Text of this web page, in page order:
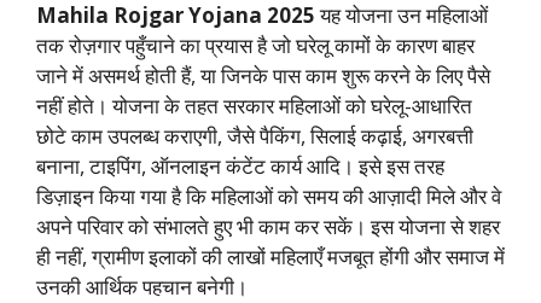
Mahila Rojgar Yojana 2025यह योजना उन महिलाओं
तक रोज़गार पहुँचाने का प्रयास है जो घरेलू कामों के कारण बाहर
जाने में असमर्थ होती हैं, या जिनके पास काम शुरू करने के लिए पैसे
नहीं होते। योजना के तहत सरकार महिलाओं को घरेलू-आधारित
छोटे काम उपलब्ध कराएगी, जैसे पैकिंग, सिलाई कढ़ाई, अगरबत्ती
बनाना, टाइपिंग, ऑनलाइन कंटेंट कार्य आदि। इसे इस तरह
डिज़ाइन किया गया है कि महिलाओं को समय की आज़ादी मिले और वे
अपने परिवार को संभालते हुए भी काम कर सकें। इस योजना से शहर
ही नहीं, ग्रामीण इलाकों की लाखों महिलाएँ मजबूत होंगी और समाज में
उनकी आर्थिक पहचान बनेगी।